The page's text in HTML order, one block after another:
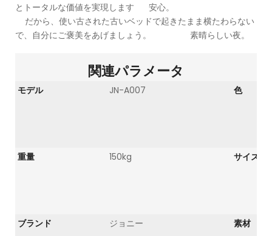
とトータルな価値を実現します 安心。
だから、使い古された古いベッドで起きたまま横たわらない
で、自分にご褒美をあげましょう。 素晴らしい夜。
関連パラメータ
モデル JN-A007 色
重量 150kg サイズ
ブランド ジョニー 素材